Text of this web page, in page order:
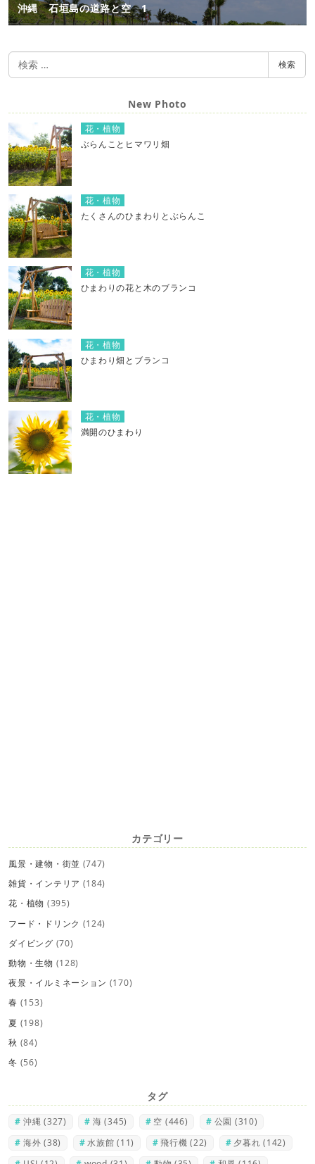
沖縄 石垣島の道路と空 1
検
索
検索
New Photo
花・植物
ぶらんことヒマワリ畑
花・植物
たくさんのひまわりとぶらんこ
花・植物
ひまわりの花と木のブランコ
花・植物
ひまわり畑とブランコ
花・植物
満開のひまわり
カテゴリー
風景・建物・街並 (747)
雑貨・インテリア (184)
花・植物 (395)
フード・ドリンク (124)
ダイビング (70)
動物・生物 (128)
夜景・イルミネーション (170)
春 (153)
夏 (198)
秋 (84)
冬 (56)
タグ
沖縄 (327) 海 (345) 空 (446) 公園 (310)
海外 (38) 水族館 (11) 飛行機 (22) 夕暮れ (142)